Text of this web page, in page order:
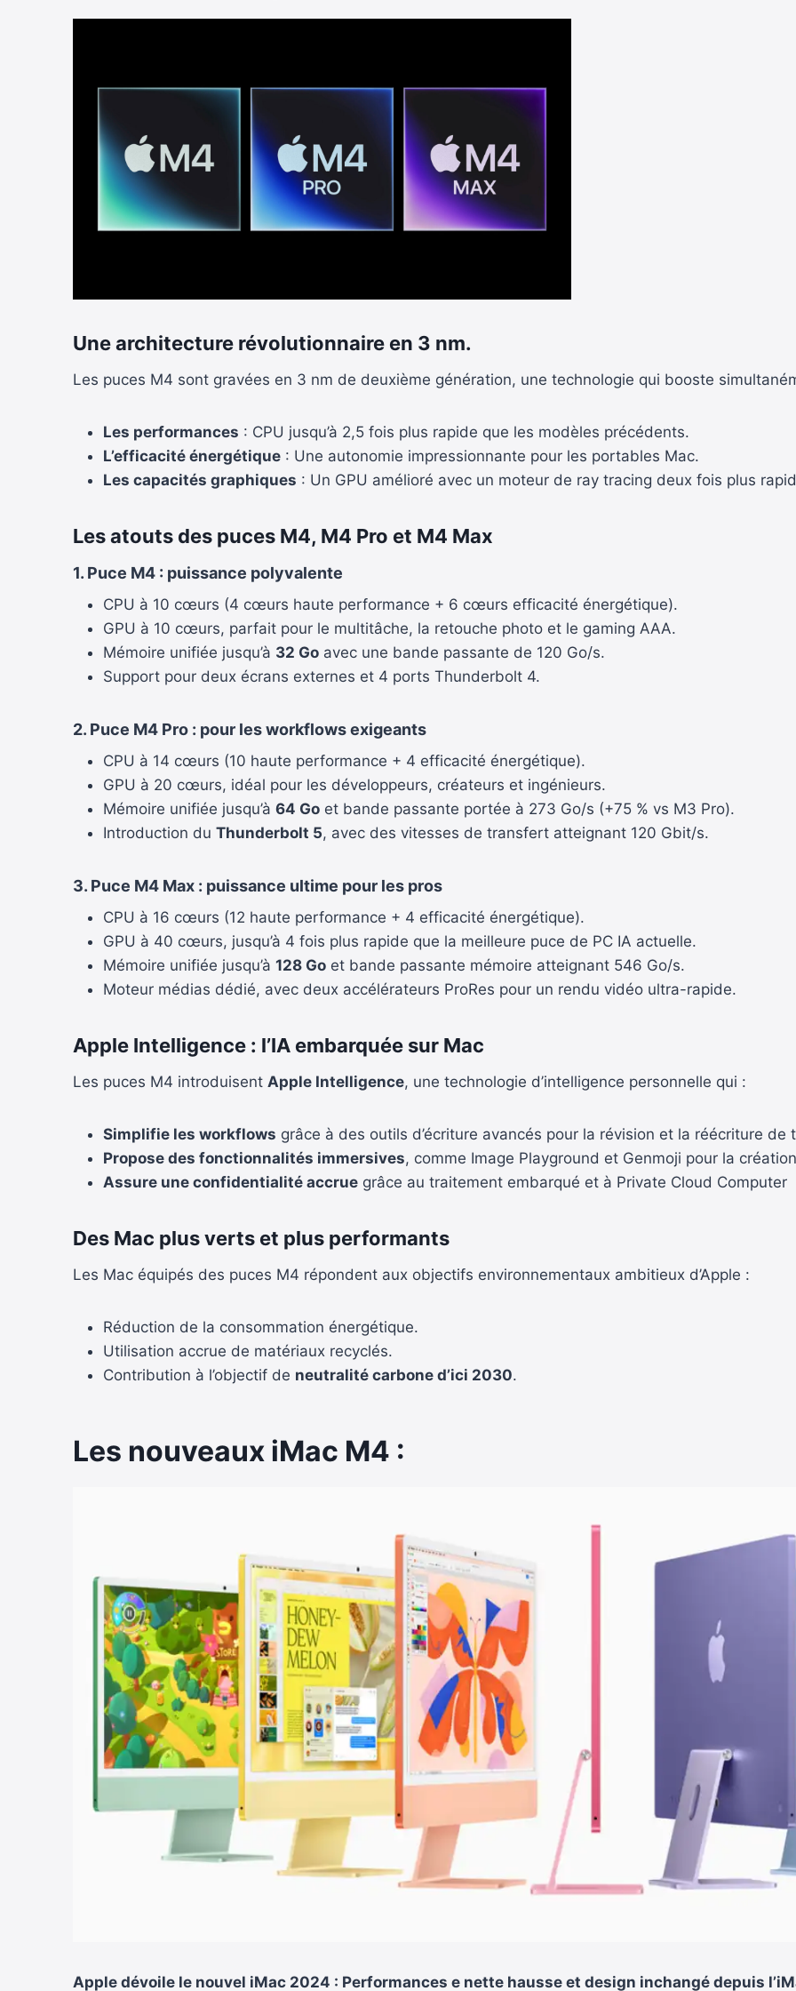
Une architecture révolutionnaire en 3 nm.
Les puces M4 sont gravées en 3 nm de deuxième génération, une technologie qui booste
Les performances : CPU jusqu’à 2,5 fois plus rapide que les modèles précédents.
L’efficacité énergétique : Une autonomie impressionnante pour les portables Mac.
Les capacités graphiques : Un GPU amélioré avec un moteur de ray tracing deux fois plus
Les atouts des puces M4, M4 Pro et M4 Max
1. Puce M4 : puissance polyvalente
CPU à 10 cœurs (4 cœurs haute performance + 6 cœurs efficacité énergétique).
GPU à 10 cœurs, parfait pour le multitâche, la retouche photo et le gaming AAA.
Mémoire unifiée jusqu’à 32 Go avec une bande passante de 120 Go/s.
Support pour deux écrans externes et 4 ports Thunderbolt 4.
2. Puce M4 Pro : pour les workflows exigeants
CPU à 14 cœurs (10 haute performance + 4 efficacité énergétique).
GPU à 20 cœurs, idéal pour les développeurs, créateurs et ingénieurs.
Mémoire unifiée jusqu’à 64 Go et bande passante portée à 273 Go/s (+75 % vs M3 Pro).
Introduction du Thunderbolt 5, avec des vitesses de transfert atteignant 120 Gbit/s.
3. Puce M4 Max : puissance ultime pour les pros
CPU à 16 cœurs (12 haute performance + 4 efficacité énergétique).
GPU à 40 cœurs, jusqu’à 4 fois plus rapide que la meilleure puce de PC IA actuelle.
Mémoire unifiée jusqu’à 128 Go et bande passante mémoire atteignant 546 Go/s.
Moteur médias dédié, avec deux accélérateurs ProRes pour un rendu vidéo ultra-rapide.
Apple Intelligence : l’IA embarquée sur Mac
Les puces M4 introduisent Apple Intelligence, une technologie d’intelligence personnelle qui :
Simplifie les workflows grâce à des outils d’écriture avancés pour la révision et la réécriture de
Propose des fonctionnalités immersives, comme Image Playground et Genmoji pour la
Assure une confidentialité accrue grâce au traitement embarqué et à Private Cloud Computer
Des Mac plus verts et plus performants
Les Mac équipés des puces M4 répondent aux objectifs environnementaux ambitieux d’Apple :
Réduction de la consommation énergétique.
Utilisation accrue de matériaux recyclés.
Contribution à l’objectif de neutralité carbone d’ici 2030.
Les nouveaux iMac M4 :
Apple dévoile le nouvel iMac 2024 : Performances e nette hausse et design inchangé depuis